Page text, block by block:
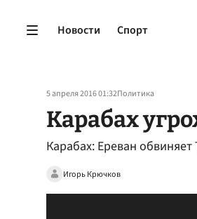
Новости Спорт
5 апреля 2016 01:32Политика
Карабах
Карабах: Ереван
Игорь Крючков